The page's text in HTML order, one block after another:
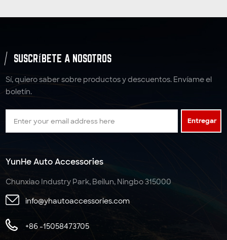
SUSCRÍBETE A NOSOTROS
Sí, quiero saber sobre productos y descuentos. Envíame el
boletín.
Entregar
YunHe Auto Accessories
Chunxiao Industry Park, Beilun, Ningbo 315000
info@yhautoaccessories.com
+86 -15058473705